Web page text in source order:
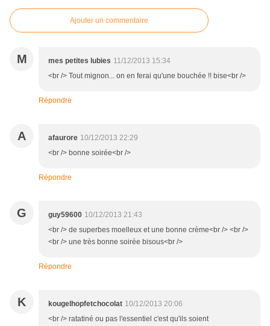
Ajouter un commentaire
M mes petites lubies 11/12/2013 15:34
<br /> Tout mignon... on en ferai qu'une bouchée !! bise<br />
Répondre
A afaurore 10/12/2013 22:29
<br /> bonne soirée<br />
Répondre
G guy59600 10/12/2013 21:43
<br /> de superbes moelleux et une bonne crème<br /> <br />
<br /> une très bonne soirée bisous<br />
Répondre
K kougelhopfetchocolat 10/12/2013 20:06
<br /> ratatiné ou pas l'essentiel c'est qu'ils soient